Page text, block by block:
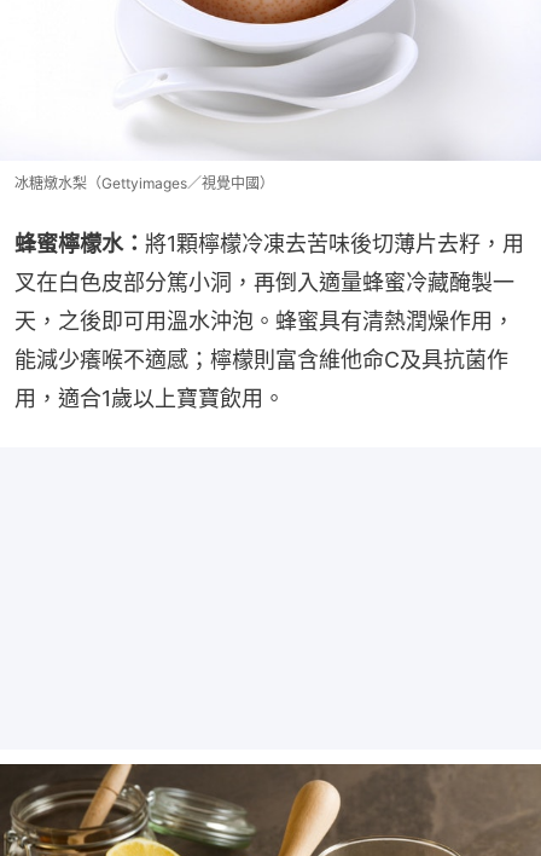
冰糖燉水梨（Gettyimages／視覺中國）
蜂蜜檸檬水： 將1顆檸檬冷凍去苦味後切薄片去籽，用
叉在白色皮部分篤小洞，再倒入適量蜂蜜冷藏醃製一
天，之後即可用溫水沖泡。蜂蜜具有清熱潤燥作用，
能減少癢喉不適感；檸檬則富含維他命C及具抗菌作
用，適合1歲以上寶寶飲用。